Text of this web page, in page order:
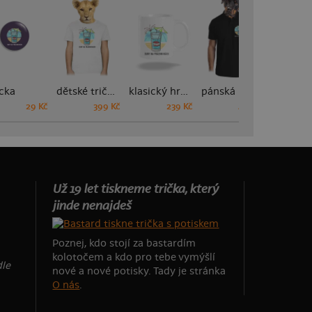
29 Kč
dětské tričko
399 Kč
klasický hrnek
239 Kč 449 Kč
Už 19 let tiskneme trička, který
jinde nenajdeš
Poznej, kdo stojí za bastardím
kolotočem a kdo pro tebe vymýšlí
nové a nové potisky. Tady je stránka
O nás.